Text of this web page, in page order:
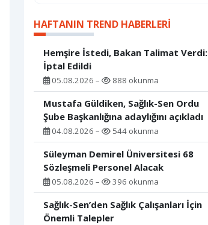
HAFTANIN TREND HABERLERI
Hemşire İstedi, Bakan Talimat Verdi:
İptal Edildi
05.08.2026 – 888 okunma
Mustafa Güldiken, Sağlık-Sen Ordu
Şube Başkanlığına adaylığını açıkladı
04.08.2026 – 544 okunma
Süleyman Demirel Üniversitesi 68
Sözleşmeli Personel Alacak
05.08.2026 – 396 okunma
Sağlık-Sen’den Sağlık Çalışanları İçin
Önemli Talepler